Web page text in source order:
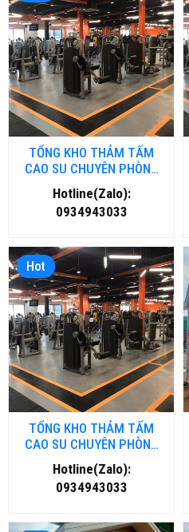
TỔNG KHO THẢM TẤM
CAO SU CHUYÊN PHÒNG
GYM- FITNESS TẠI ĐÀ
NẴNG
Hotline(Zalo):
0934943033
Hot
TỔNG KHO THẢM TẤM
CAO SU CHUYÊN PHÒNG
GYM- FITNESS TẠI HỒ CHÍ
MINH
Hotline(Zalo):
0934943033